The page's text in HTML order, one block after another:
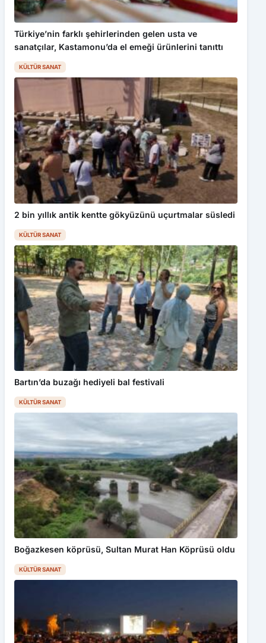
Türkiye’nin farklı şehirlerinden gelen usta ve
sanatçılar, Kastamonu’da el emeği ürünlerini tanıttı
KÜLTÜR SANAT
2 bin yıllık antik kentte gökyüzünü uçurtmalar süsledi
KÜLTÜR SANAT
Bartın’da buzağı hediyeli bal festivali
KÜLTÜR SANAT
Boğazkesen köprüsü, Sultan Murat Han Köprüsü oldu
KÜLTÜR SANAT